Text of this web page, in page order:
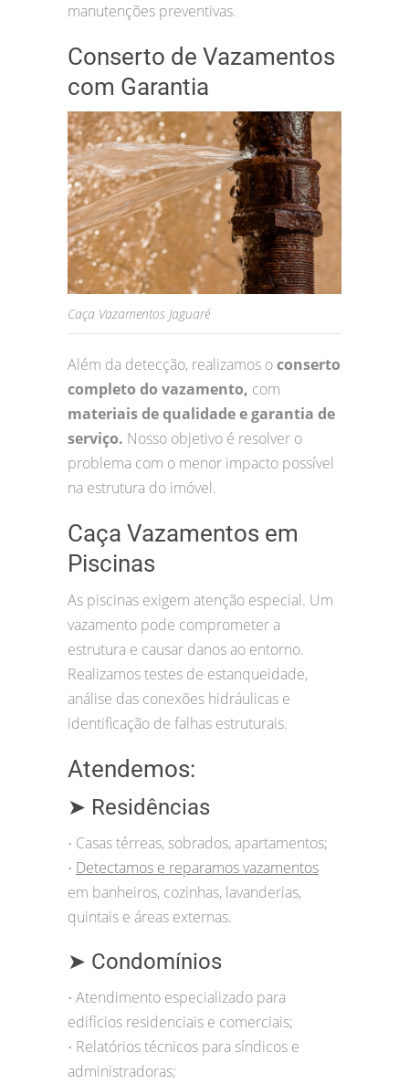
manutenções preventivas.
Conserto de Vazamentos
com Garantia
Caça Vazamentos Jaguaré
Além da detecção, realizamos oconserto
completo do vazamento, com
materiais de qualidade e garantia de
serviço. Nosso objetivo é resolver o
problema com o menor impacto possível
na estrutura do imóvel.
Caça Vazamentos em
Piscinas
As piscinas exigem atenção especial. Um
vazamento pode comprometer a
estrutura e causar danos ao entorno.
Realizamos testes de estanqueidade,
análise das conexões hidráulicas e
identificação de falhas estruturais.
Atendemos:
➤ Residências
• Casas térreas, sobrados, apartamentos;
• Detectamos e reparamos vazamentos
em banheiros, cozinhas, lavanderias,
quintais e áreas externas.
➤ Condomínios
• Atendimento especializado para
edifícios residenciais e comerciais;
• Relatórios técnicos para síndicos e
administradoras;